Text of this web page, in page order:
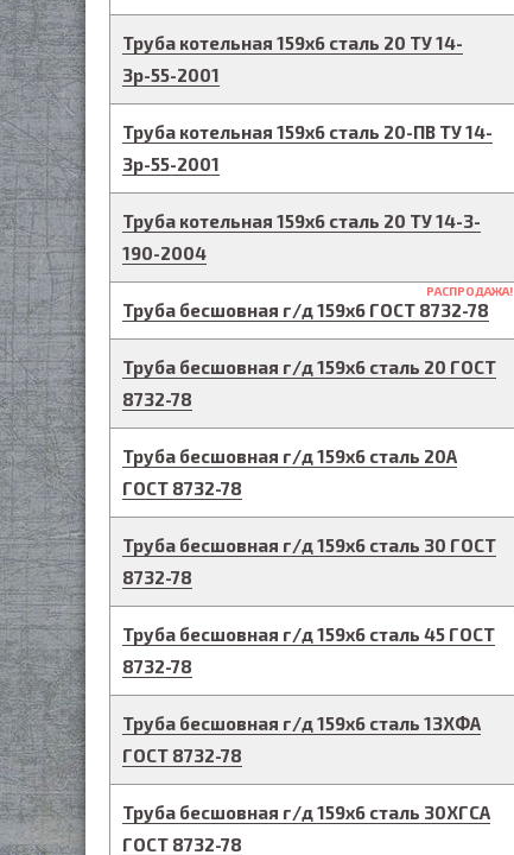
Труба котельная 159х6 сталь 20 ТУ 14-
3р-55-2001
Труба котельная 159х6 сталь 20-ПВ ТУ 14-
3р-55-2001
Труба котельная 159х6 сталь 20 ТУ 14-3-
190-2004
РАСПРОДАЖА!
Труба бесшовная г/д159х6 ГОСТ 8732-78
Труба бесшовная г/д159х6 сталь 20 ГОСТ
8732-78
Труба бесшовная г/д159х6 сталь 20А
ГОСТ 8732-78
Труба бесшовная г/д159х6 сталь 30 ГОСТ
8732-78
Труба бесшовная г/д159х6 сталь 45 ГОСТ
8732-78
Труба бесшовная г/д159х6 сталь 13ХФА
ГОСТ 8732-78
Труба бесшовная г/д159х6 сталь 30ХГСА
ГОСТ 8732-78